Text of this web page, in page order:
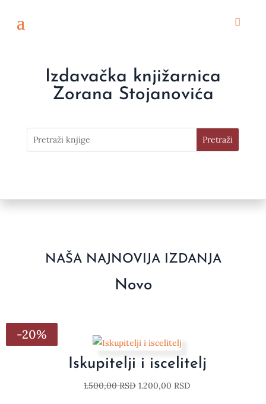
Izdavačka knjižarnica
Zorana Stojanovića
NAŠA NAJNOVIJA IZDANJA
Novo
-20%
Iskupitelji i iscelitelj
1.500,00RSD 1.200,00 RSD
-20%
-20%
-20%
-20%
-20%
-20%